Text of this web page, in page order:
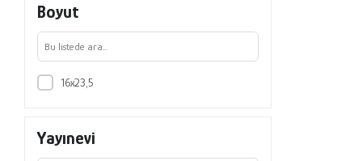
Boyut
16x23,5
Yayınevi